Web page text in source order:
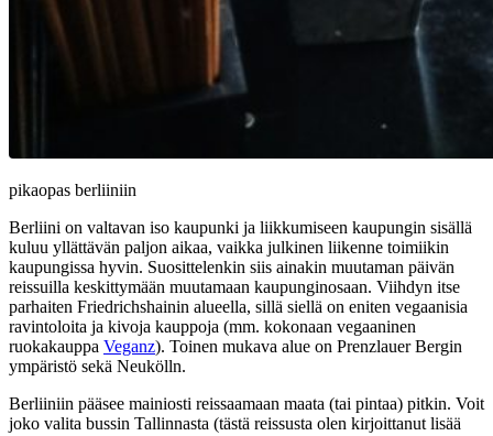
pikaopas berliiniin
Berliini on valtavan iso kaupunki ja liikkumiseen kaupungin sisällä
kuluu yllättävän paljon aikaa, vaikka julkinen liikenne toimiikin
kaupungissa hyvin. Suosittelenkin siis ainakin muutaman päivän
reissuilla keskittymään muutamaan kaupunginosaan. Viihdyn itse
parhaiten Friedrichshainin alueella, sillä siellä on eniten vegaanisia
ravintoloita ja kivoja kauppoja (mm. kokonaan vegaaninen
ruokakauppa Veganz). Toinen mukava alue on Prenzlauer Bergin
ympäristö sekä Neukölln.
Berliiniin pääsee mainiosti reissaamaan maata (tai pintaa) pitkin. Voit
joko valita bussin Tallinnasta (tästä reissusta olen kirjoittanut lisää